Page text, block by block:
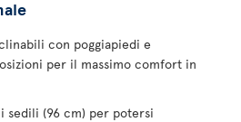
con poggiapiedi e
per il massimo comfort in
sedili (96 cm) per potersi